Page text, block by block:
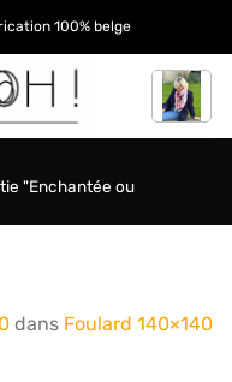
100% belge
"Enchantée ou
dans Foulard 140×140